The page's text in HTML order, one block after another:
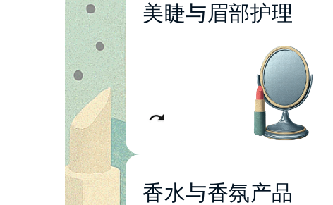
嫁接睫毛
化妆刷与粉扑海绵
眉部定型与染眉
美睫与眉部护理
小众高端香水
香水与香氛产品